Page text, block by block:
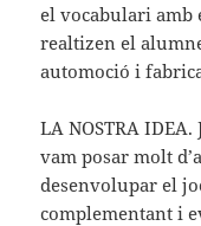
el vocabulari amb
realtizen el
automoció i
LA NOSTRA
vam posar molt
desenvolupar el
complementant i